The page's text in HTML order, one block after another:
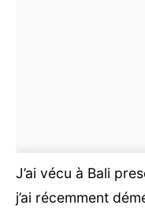
J’ai vécu à Bali
j’ai récemment